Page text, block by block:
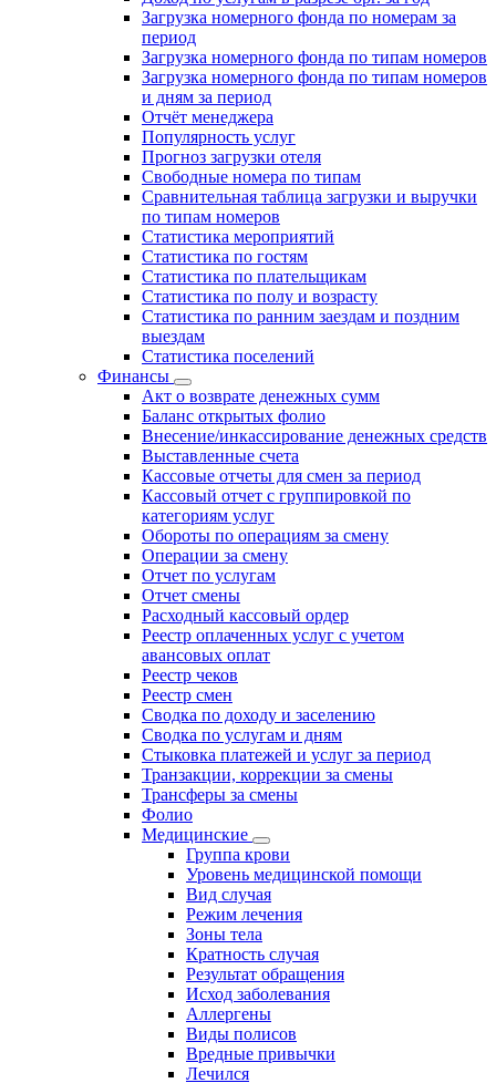
Загрузка номерного фонда по номерам за
период
Загрузка номерного фонда по типам номеров
Загрузка номерного фонда по типам номеров
и дням за период
Отчёт менеджера
Популярность услуг
Прогноз загрузки отеля
Свободные номера по типам
Сравнительная таблица загрузки и выручки
по типам номеров
Статистика мероприятий
Статистика по гостям
Статистика по плательщикам
Статистика по полу и возрасту
Статистика по ранним заездам и поздним
выездам
Статистика поселений
Финансы
Акт о возврате денежных сумм
Баланс открытых фолио
Внесение/инкассирование денежных средств
Выставленные счета
Кассовые отчеты для смен за период
Кассовый отчет с группировкой по
категориям услуг
Обороты по операциям за смену
Операции за смену
Отчет по услугам
Отчет смены
Расходный кассовый ордер
Реестр оплаченных услуг с учетом
авансовых оплат
Реестр чеков
Реестр смен
Сводка по доходу и заселению
Сводка по услугам и дням
Стыковка платежей и услуг за период
Транзакции, коррекции за смены
Трансферы за смены
Фолио
Медицинские
Группа крови
Уровень медицинской помощи
Вид случая
Режим лечения
Зоны тела
Кратность случая
Результат обращения
Исход заболевания
Аллергены
Виды полисов
Вредные привычки
Лечился